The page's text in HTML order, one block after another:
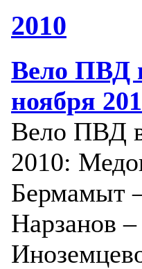
2010
Вело ПВД
ноября
Вело ПВД
2010:
Бермамыт
Нарзанов